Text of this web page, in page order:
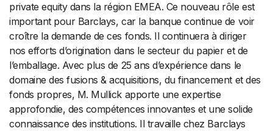
private equity dans la région EMEA. Ce nouveau rôle est
important pour Barclays, car la banque continue de voir
croître la demande de ces fonds. Il continuera à diriger
nos efforts d’origination dans le secteur du papier et de
l’emballage. Avec plus de 25 ans d’expérience dans le
domaine des fusions & acquisitions, du financement et des
fonds propres, M. Mullick apporte une expertise
approfondie, des compétences innovantes et une solide
connaissance des institutions. Il travaille chez Barclays